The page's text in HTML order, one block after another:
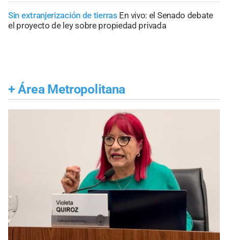
Sin extranjerización de tierras En vivo: el Senado debate
el proyecto de ley sobre propiedad privada
+ Área Metropolitana